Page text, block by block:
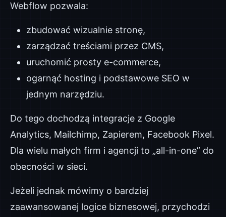
Webflow pozwala:
zbudować wizualnie stronę,
zarządzać treściami przez CMS,
uruchomić prosty e-commerce,
ogarnąć hosting i podstawowe SEO w
jednym narzędziu.
Do tego dochodzą integracje z Google
Analytics, Mailchimp, Zapierem, Facebook Pixel.
Dla wielu małych firm i agencji to „all-in-one” do
obecności w sieci.
Jeżeli jednak mówimy o bardziej
zaawansowanej logice biznesowej, przychodzi